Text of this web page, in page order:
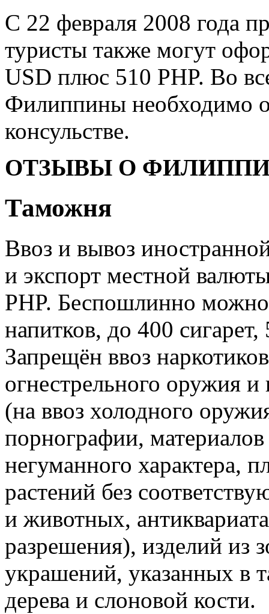
С 22 февраля 2008 года
туристы также могут
USD плюс 510 PHP. Во
Филиппины необходимо
консульстве.
ОТЗЫВЫ О
Таможня
Ввоз и вывоз
и экспорт местной
PHP. Беспошлинно
напитков, до 400
Запрещён ввоз
огнестрельного оружия
(на ввоз холодного
порнографии, материалов
негуманного характера,
растений без
и животных,
разрешения), изделий из
украшений, указанных в
дерева и слоновой кости.